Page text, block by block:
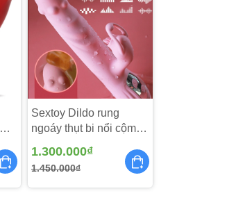
Sextoy Dildo rung
ngoáy thụt bi nổi cộm -
1.300.000₫
1.450.000₫